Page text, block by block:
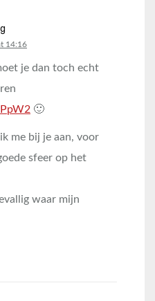
14:16
je dan toch echt
🙂
me bij je aan, voor
sfeer op het
waar mijn